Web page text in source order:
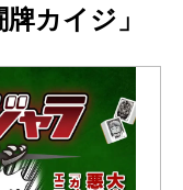
カイジ」